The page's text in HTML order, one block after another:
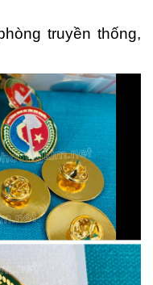
truyền thống,